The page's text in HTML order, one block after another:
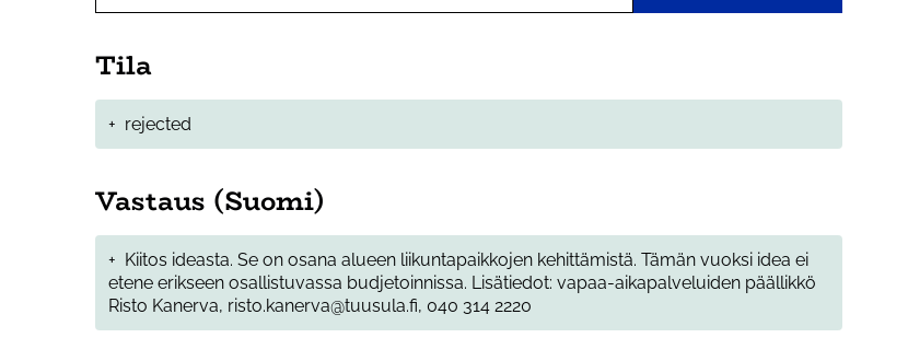
Tila
+ rejected
Vastaus (Suomi)
+ Kiitos ideasta. Se on osana alueen liikuntapaikkojen kehittämistä. Tämän vuoksi idea ei
etene erikseen osallistuvassa budjetoinnissa. Lisätiedot: vapaa-aikapalveluiden päällikkö
Risto Kanerva, risto.kanerva@tuusula.fi, 040 314 2220